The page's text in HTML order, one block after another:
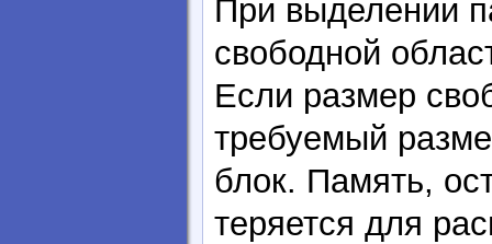
При выделении
свободной
Если размер
требуемый
блок. Память,
теряется для